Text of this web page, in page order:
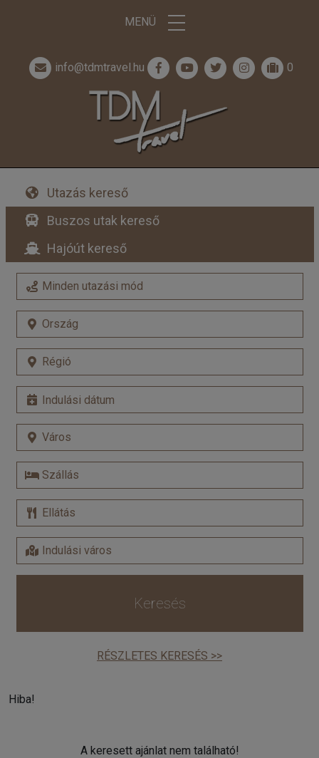
MENÜ
info@tdmtravel.hu 0
Utazás kereső
Buszos utak kereső
Hajóút kereső
Keresés
RÉSZLETES KERESÉS >>
Hiba!
A keresett ajánlat nem található!